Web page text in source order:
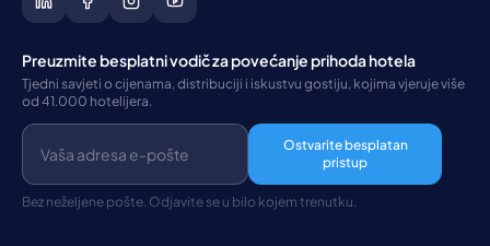
Preuzmite besplatni vodič za povećanje prihoda hotela
Tjedni savjeti o cijenama, distribuciji i iskustvu gostiju, kojima vjeruje više
od 41.000 hotelijera.
Ostvarite besplatan
pristup
Bez neželjene pošte. Odjavite se u bilo kojem trenutku.